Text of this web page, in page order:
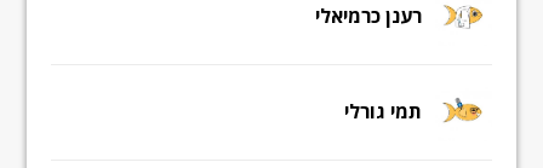
רענן כרמיאלי
תמי גורלי